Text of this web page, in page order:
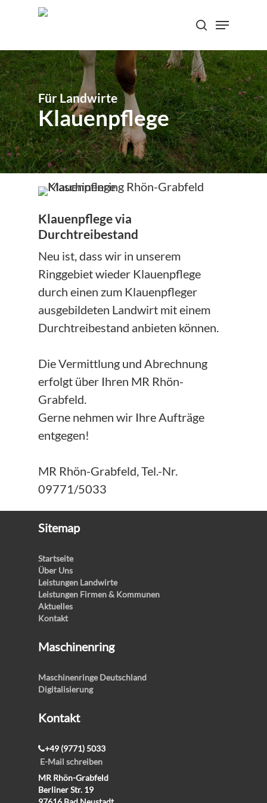
content
search
Menu
Für Landwirte
Klauenpflege
Klauenpflege via
Durchtreibestand
Neu ist, dass wir in unserem
Ringgebiet wieder Klauenpflege
durch einen zum Klauenpfleger
ausgebildeten Landwirt mit einem
Durchtreibestand anbieten können.
Die Vermittlung und Abrechnung
erfolgt über Ihren MR Rhön-
Grabfeld.
Gerne nehmen wir Ihre Aufträge
entgegen!
MR Rhön-Grabfeld, Tel.-Nr.
09771/5033
Sitemap
Startseite
Über Uns
Leistungen Landwirte
Leistungen Firmen & Kommunen
Aktuelles
Kontakt
Maschinenring
Maschinenringe Deutschland
Digitalisierung
Kontakt
+49 (9771) 5033
E-Mail schreiben
MR Rhön-Grabfeld
Berliner Str. 19
Menu